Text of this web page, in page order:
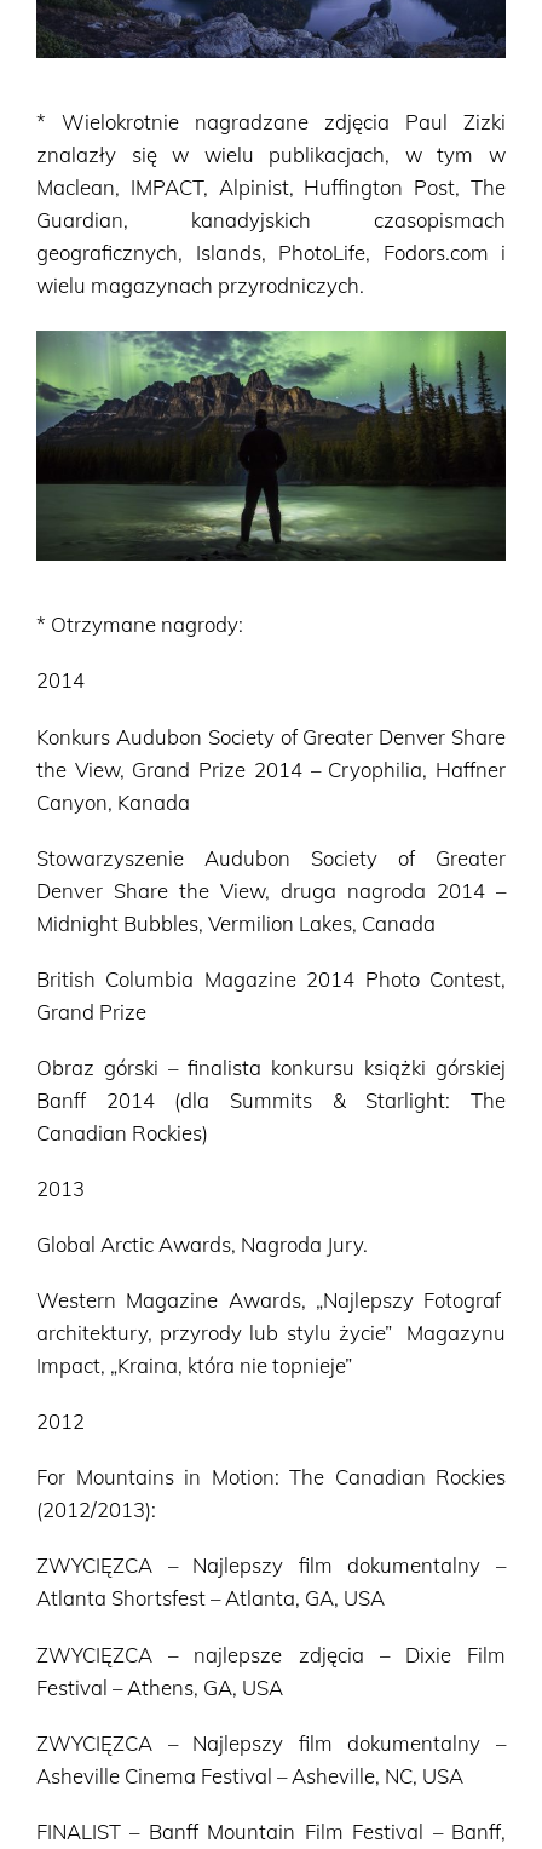
* Wielokrotnie nagradzane zdjęcia Paul Zizki
znalazły się w wielu publikacjach, w tym w
Maclean, IMPACT, Alpinist, Huffington Post, The
Guardian, kanadyjskich czasopismach
geograficznych, Islands, PhotoLife, Fodors.com i
wielu magazynach przyrodniczych.
* Otrzymane nagrody:
2014
Konkurs Audubon Society of Greater Denver Share
the View, Grand Prize 2014 – Cryophilia, Haffner
Canyon, Kanada
Stowarzyszenie Audubon Society of Greater
Denver Share the View, druga nagroda 2014 –
Midnight Bubbles, Vermilion Lakes, Canada
British Columbia Magazine 2014 Photo Contest,
Grand Prize
Obraz górski – finalista konkursu książki górskiej
Banff 2014 (dla Summits & Starlight: The
Canadian Rockies)
2013
Global Arctic Awards, Nagroda Jury.
Western Magazine Awards, „Najlepszy Fotograf
architektury, przyrody lub stylu życie” Magazynu
Impact, „Kraina, która nie topnieje”
2012
For Mountains in Motion: The Canadian Rockies
(2012/2013):
ZWYCIĘZCA – Najlepszy film dokumentalny –
Atlanta Shortsfest – Atlanta, GA, USA
ZWYCIĘZCA – najlepsze zdjęcia – Dixie Film
Festival – Athens, GA, USA
ZWYCIĘZCA – Najlepszy film dokumentalny –
Asheville Cinema Festival – Asheville, NC, USA
FINALIST – Banff Mountain Film Festival – Banff,